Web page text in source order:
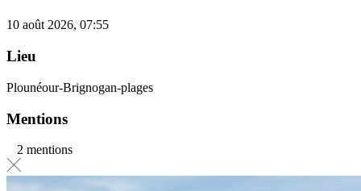
10 août 2026, 07:55
Lieu
Plounéour-Brignogan-plages
Mentions
2 mentions